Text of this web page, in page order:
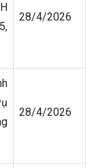
28/4/2026
28/4/2026